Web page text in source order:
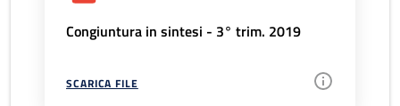
Congiuntura in sintesi - 3° trim. 2019
SCARICA FILE